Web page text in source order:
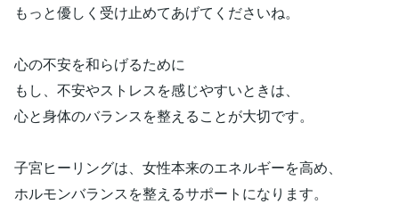
もっと優しく受け止めてあげてくださいね。
心の不安を和らげるために
もし、不安やストレスを感じやすいときは、
心と身体のバランスを整えることが大切です。
子宮ヒーリングは、女性本来のエネルギーを高め、
ホルモンバランスを整えるサポートになります。